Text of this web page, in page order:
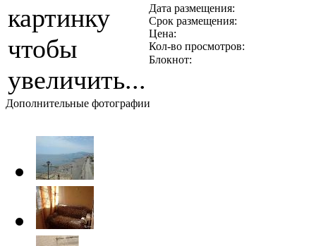
картинку
чтобы
увеличить...
Дата размещения:
Срок размещения:
Цена:
Кол-во просмотров:
Блокнот:
Дополнительные фотографии